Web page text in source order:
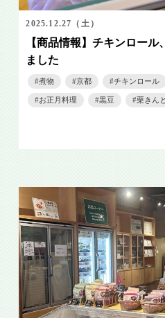
2025.12.27（土）
【商品情報】チキンロー
ました
煮物 京都 チキンロール
お正月料理 黒豆 栗きん